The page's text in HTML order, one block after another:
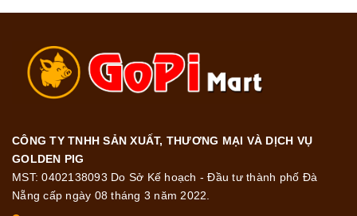
CÔNG TY TNHH SẢN XUẤT, THƯƠNG MẠI VÀ DỊCH VỤ
GOLDEN PIG
MST: 0402138093 Do Sở Kế hoạch - Đầu tư thành phố Đà
Nẵng cấp ngày 08 tháng 3 năm 2022.